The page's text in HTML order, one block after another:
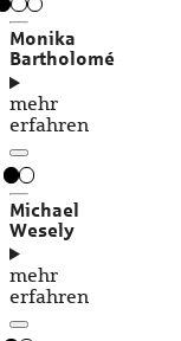
Monika
Bartholomé
mehr
erfahren
Michael
Wesely
mehr
erfahren